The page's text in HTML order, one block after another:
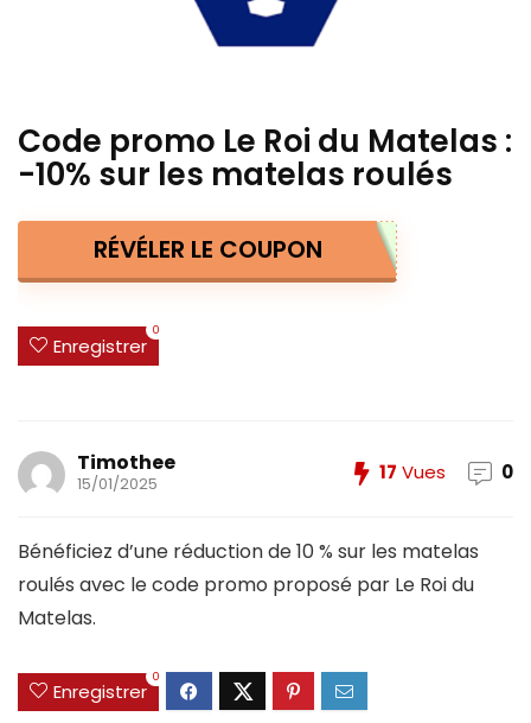
Code promo Le Roi du Matelas :
-10% sur les matelas roulés
RÉVÉLER LE COUPON
Enregistrer
0
Timothee
15/01/2025 17 Vues 0
Bénéficiez d’une réduction de 10 % sur les matelas
roulés avec le code promo proposé par Le Roi du
Matelas.
Enregistrer
0